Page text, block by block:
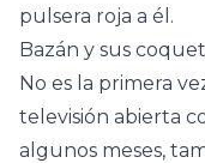
pulsera roja a él.
Bazán y sus
No es la primera
televisión abierta
algunos meses,